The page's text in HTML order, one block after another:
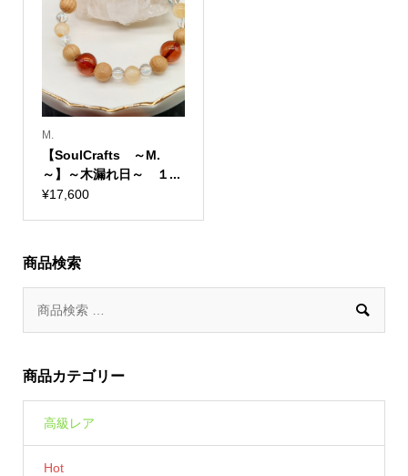
M.
【SoulCrafts ～M.
～】～木漏れ日～ １...
¥17,600
商品検索

商品カテゴリー
高級レア
Hot